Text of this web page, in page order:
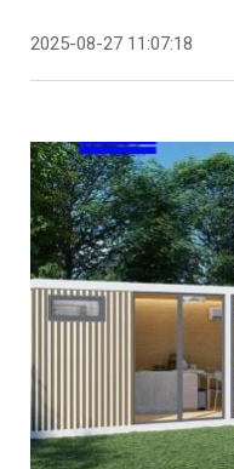
2025-08-27 11:07:18